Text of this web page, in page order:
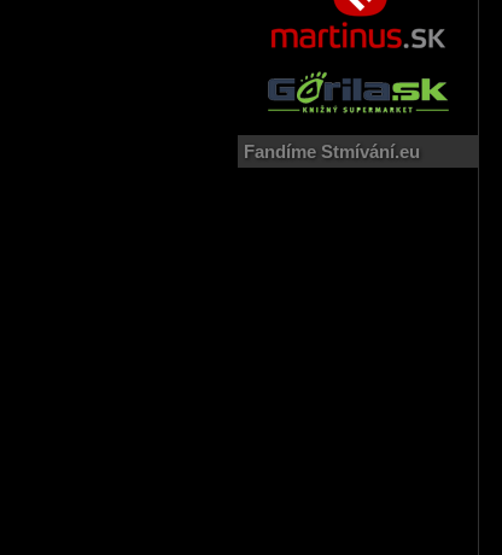
Fandíme Stmívání.eu